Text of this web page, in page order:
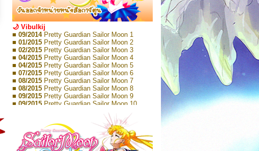
🌙 Vibulkij
■ 09/2014 Pretty Guardian Sailor Moon 1
■ 01/2015 Pretty Guardian Sailor Moon 2
■ 02/2015 Pretty Guardian Sailor Moon 3
■ 04/2015 Pretty Guardian Sailor Moon 4
■ 04/2015 Pretty Guardian Sailor Moon 5
■ 07/2015 Pretty Guardian Sailor Moon 6
■ 08/2015 Pretty Guardian Sailor Moon 7
■ 08/2015 Pretty Guardian Sailor Moon 8
■ 09/2015 Pretty Guardian Sailor Moon 9
■ 09/2015 Pretty Guardian Sailor Moon 10
Pretty Guardian Sailor Moon 11
Pretty Guardian Sailor Moon 12
Pretty Guardian Sailor Moon Short
Stories 1
■ 09/2018Pretty Guardian Sailor Moon Short